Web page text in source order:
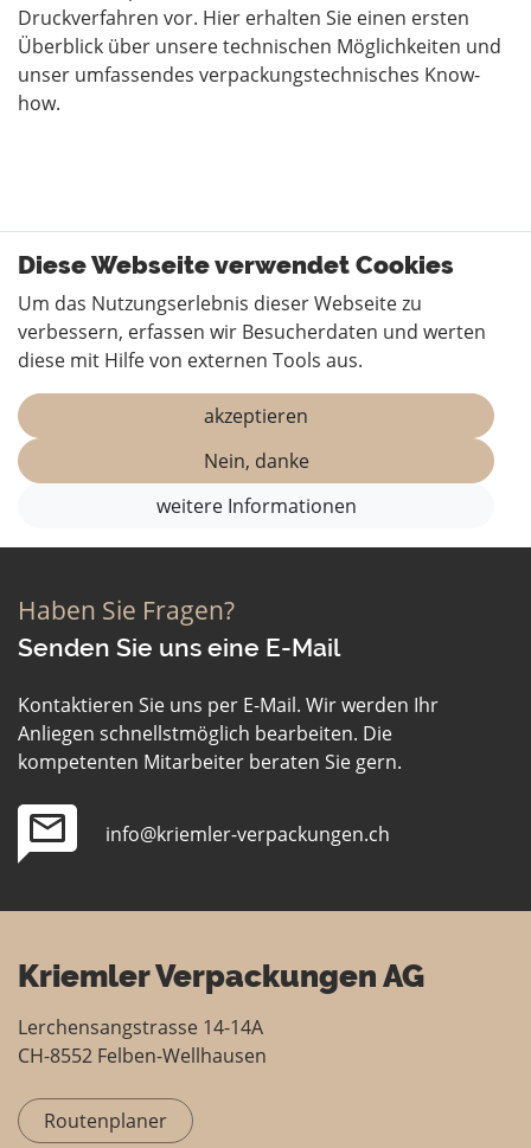
Druckverfahren vor. Hier erhalten Sie einen ersten
Überblick über unsere technischen Möglichkeiten und
unser umfassendes verpackungstechnisches Know-
how.
Diese Webseite verwendet Cookies
Um das Nutzungserlebnis dieser Webseite zu
verbessern, erfassen wir Besucherdaten und werten
diese mit Hilfe von externen Tools aus.
akzeptieren
Nein, danke
weitere Informationen
Haben Sie Fragen?
Senden Sie uns eine E-Mail
Kontaktieren Sie uns per E-Mail. Wir werden Ihr
Anliegen schnellstmöglich bearbeiten. Die
kompetenten Mitarbeiter beraten Sie gern.
info@kriemler-verpackungen.ch
Kriemler Verpackungen AG
Lerchensangstrasse 14-14A
CH-8552 Felben-Wellhausen
Routenplaner